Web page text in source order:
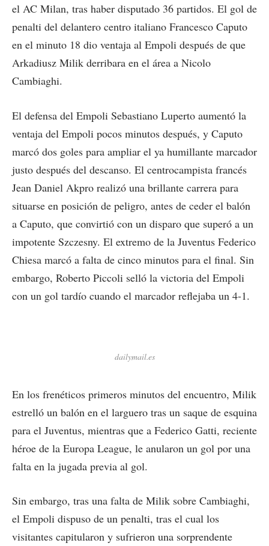
el AC Milan, tras haber disputado 36 partidos. El gol de
penalti del delantero centro italiano Francesco Caputo
en el minuto 18 dio ventaja al Empoli después de que
Arkadiusz Milik derribara en el área a Nicolo
Cambiaghi.
El defensa del Empoli Sebastiano Luperto aumentó la
ventaja del Empoli pocos minutos después, y Caputo
marcó dos goles para ampliar el ya humillante marcador
justo después del descanso. El centrocampista francés
Jean Daniel Akpro realizó una brillante carrera para
situarse en posición de peligro, antes de ceder el balón
a Caputo, que convirtió con un disparo que superó a un
impotente Szczesny. El extremo de la Juventus Federico
Chiesa marcó a falta de cinco minutos para el final. Sin
embargo, Roberto Piccoli selló la victoria del Empoli
con un gol tardío cuando el marcador reflejaba un 4-1.
dailymail.es
En los frenéticos primeros minutos del encuentro, Milik
estrelló un balón en el larguero tras un saque de esquina
para el Juventus, mientras que a Federico Gatti, reciente
héroe de la Europa League, le anularon un gol por una
falta en la jugada previa al gol.
Sin embargo, tras una falta de Milik sobre Cambiaghi,
el Empoli dispuso de un penalti, tras el cual los
visitantes capitularon y sufrieron una sorprendente